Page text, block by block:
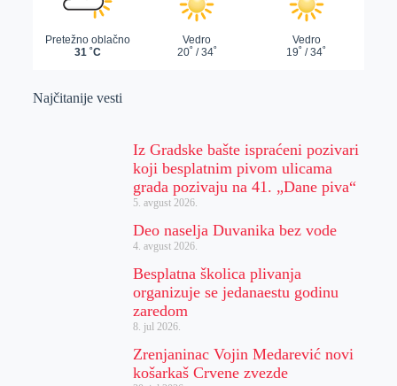
Najčitanije vesti
Iz Gradske bašte ispraćeni pozivari
koji besplatnim pivom ulicama
grada pozivaju na 41. „Dane piva“
5. avgust 2026.
Deo naselja Duvanika bez vode
4. avgust 2026.
Besplatna školica plivanja
organizuje se jedanaestu godinu
zaredom
8. jul 2026.
Zrenjaninac Vojin Medarević novi
košarkaš Crvene zvezde